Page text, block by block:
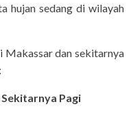
hujan sedang di wilayah
Makassar dan sekitarnya
Pagi